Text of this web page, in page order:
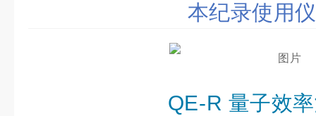
本纪录使用
QE-R 量子效